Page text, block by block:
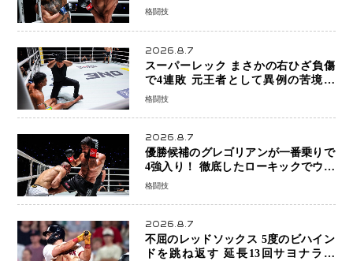
ン奪取！猛反撃を耐え抜き判定勝利、
格闘技
2026.8.7
スーパーレック まさかの右ひざ負傷
で4連敗 元王者として異例の苦境…
「アクシデント」でも消えない危険信
格闘技
2026.8.7
優勝候補のグレゴリアンが一番乗りで
4強入り！ 徹底したローキックでウス
ビャンを攻略、判定勝利
格闘技
2026.8.7
不屈のレッドソックス 5度のビハイン
ドを跳ね返す 延長13回サヨナラ勝